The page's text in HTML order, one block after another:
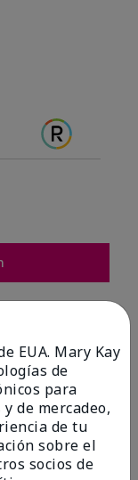
amigo.
2
0
0
EUA. Mary Kay
de
para
de mercadeo,
de tu
sobre el
socios de